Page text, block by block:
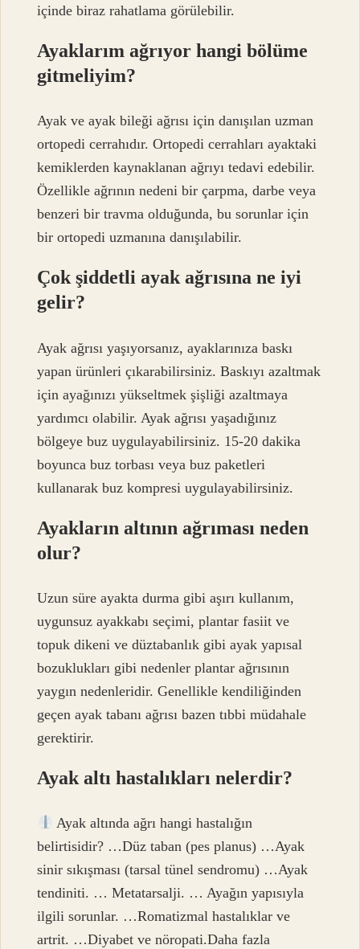
içinde biraz rahatlama görülebilir.
Ayaklarım ağrıyor hangi bölüme
gitmeliyim?
Ayak ve ayak bileği ağrısı için danışılan uzman
ortopedi cerrahıdır. Ortopedi cerrahları ayaktaki
kemiklerden kaynaklanan ağrıyı tedavi edebilir.
Özellikle ağrının nedeni bir çarpma, darbe veya
benzeri bir travma olduğunda, bu sorunlar için
bir ortopedi uzmanına danışılabilir.
Çok şiddetli ayak ağrısına ne iyi
gelir?
Ayak ağrısı yaşıyorsanız, ayaklarınıza baskı
yapan ürünleri çıkarabilirsiniz. Baskıyı azaltmak
için ayağınızı yükseltmek şişliği azaltmaya
yardımcı olabilir. Ayak ağrısı yaşadığınız
bölgeye buz uygulayabilirsiniz. 15-20 dakika
boyunca buz torbası veya buz paketleri
kullanarak buz kompresi uygulayabilirsiniz.
Ayakların altının ağrıması neden
olur?
Uzun süre ayakta durma gibi aşırı kullanım,
uygunsuz ayakkabı seçimi, plantar fasiit ve
topuk dikeni ve düztabanlık gibi ayak yapısal
bozuklukları gibi nedenler plantar ağrısının
yaygın nedenleridir. Genellikle kendiliğinden
geçen ayak tabanı ağrısı bazen tıbbi müdahale
gerektirir.
Ayak altı hastalıkları nelerdir?
Ayak altında ağrı hangi hastalığın
belirtisidir? …Düz taban (pes planus) …Ayak
sinir sıkışması (tarsal tünel sendromu) …Ayak
tendiniti. … Metatarsalji. … Ayağın yapısıyla
ilgili sorunlar. …Romatizmal hastalıklar ve
artrit. …Diyabet ve nöropati.Daha fazla